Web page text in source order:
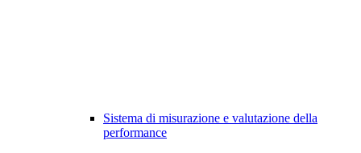
Sistema di misurazione e valutazione della
performance